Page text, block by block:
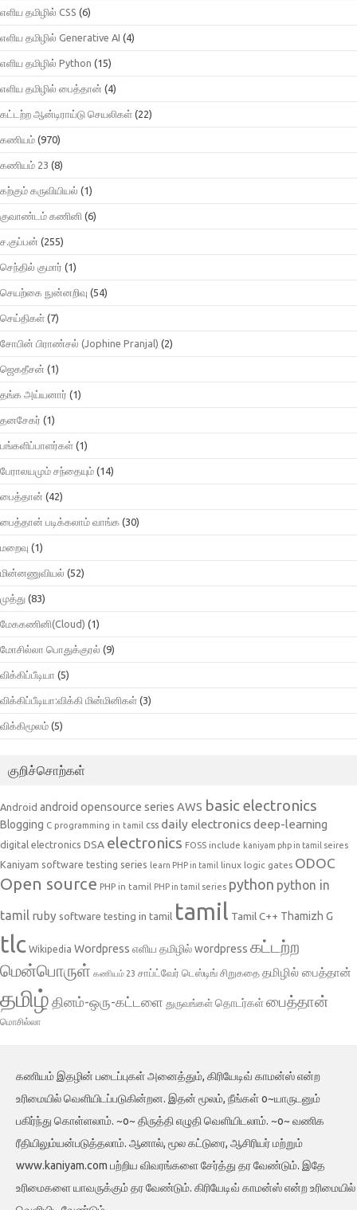
எளிய தமிழில் CSS (6)
எளிய தமிழில் Generative AI (4)
எளிய தமிழில் Python (15)
எளிய தமிழில் பைத்தான் (4)
கட்டற்ற ஆன்டிராய்டு செயலிகள் (22)
கணியம் (970)
கணியம் 23 (8)
கற்கும் கருவியியல் (1)
குவாண்டம் கணினி (6)
ச.குப்பன் (255)
செந்தில் குமார் (1)
செயற்கை நுன்னறிவு (54)
செய்திகள் (7)
சோபின் பிராண்சல் (Jophine Pranjal) (2)
ஜெகதீசன் (1)
தங்க அய்யனார் (1)
தனசேகர் (1)
பங்களிப்பாளர்கள் (1)
பேராலயமும் சந்தையும் (14)
பைத்தான் (42)
பைத்தான் படிக்கலாம் வாங்க (30)
மறைவு (1)
மின்னணுவியல் (52)
முத்து (83)
மேககணினி(Cloud) (1)
மோசில்லா பொதுக்குரல் (9)
விக்கிப்பீடியா (5)
விக்கிப்பீடியா:விக்கி மின்மினிகள் (3)
விக்கிமூலம் (5)
குறிச்சொற்கள்
Android android opensource series AWS basic electronics
Blogging C programming in tamil css daily electronicsdeep-learning
digital electronics DSA electronics FOSS include kaniyam php in tamil seires
Kaniyam software testing series learn PHP in tamil linux logic gates ODOC
Open source PHP in tamil PHP in tamil series python python in
tamil ruby software testing in tamil tamil Tamil C++ Thamizh G
tlc Wikipedia Wordpress எளிய தமிழில் wordpress கட்டற்ற
மென்பொருள் கணியம் 23 சாப்ட்வேர் டெஸ்டிங் சிறுகதை தமிழில் பைத்தான்
தமிழ் தினம்-ஒரு-கட்டளை துருவங்கள் தொடர்கள்பைத்தான்
மொசில்லா
கணியம் இதழின் படைப்புகள் அனைத்தும், கிரியேடிவ் காமன்ஸ் என்ற
உரிமையில் வெளியிடப்படுகின்றன. இதன் மூலம், நீங்கள் o~யாருடனும்
பகிர்ந்து கொள்ளலாம். ~o~ திருத்தி எழுதி வெளியிடலாம். ~o~ வணிக
ரீதியிலும்யன்படுத்தலாம். ஆனால், மூல கட்டுரை, ஆசிரியர் மற்றும்
www.kaniyam.com பற்றிய விவரங்களை சேர்த்து தர வேண்டும். இதே
உரிமைகளை யாவருக்கும் தர வேண்டும். கிரியேடிவ் காமன்ஸ் என்ற உரிமையில்